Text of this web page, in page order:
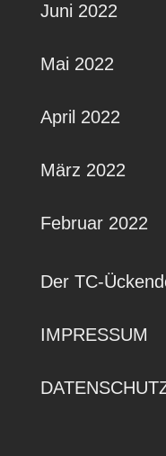
Juni 2022
Mai 2022
April 2022
März 2022
Februar 2022
Der TC-
IMPRESSUM